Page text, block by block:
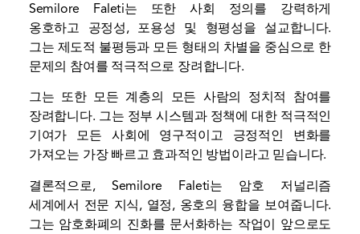
Semilore Faleti는 또한 사회 정의를 강력하게
옹호하고 공정성, 포용성 및 형평성을 설교합니다.
그는 제도적 불평등과 모든 형태의 차별을 중심으로 한
문제의 참여를 적극적으로 장려합니다.
그는 또한 모든 계층의 모든 사람의 정치적 참여를
장려합니다. 그는 정부 시스템과 정책에 대한 적극적인
기여가 모든 사회에 영구적이고 긍정적인 변화를
가져오는 가장 빠르고 효과적인 방법이라고 믿습니다.
결론적으로, Semilore Faleti는 암호 저널리즘
세계에서 전문 지식, 열정, 옹호의 융합을 보여줍니다.
그는 암호화폐의 진화를 문서화하는 작업이 앞으로도